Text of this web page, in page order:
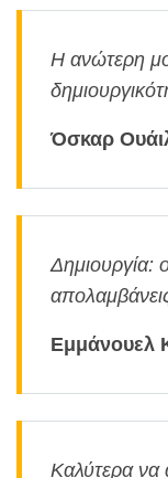
Η ανώτερη
Όσκαρ
Δημιουργία:
Εμμάνουελ
Καλύτερα να